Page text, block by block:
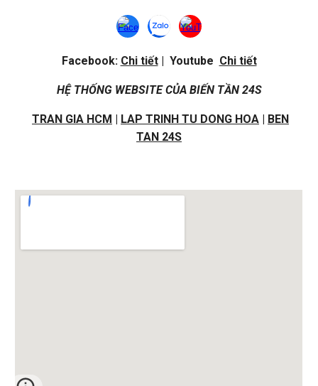
Facebook: Chi tiết| Youtube Chi tiết
HỆ THỐNG WEBSITE CỦA BIẾN TẦN 24S
TRAN GIA HCM | LAP TRINH TU DONG HOA | BEN
TAN 24S